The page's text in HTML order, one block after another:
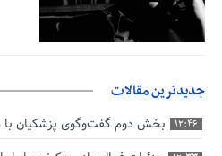
جدیدترین مقالات
12:46 بخش دوم گفت‌وگوی پزشکیان